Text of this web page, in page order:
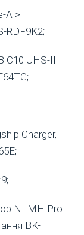
A >
RDF9K2;
C10 UHS-II
Charger,
NI-MH Pro
BK-